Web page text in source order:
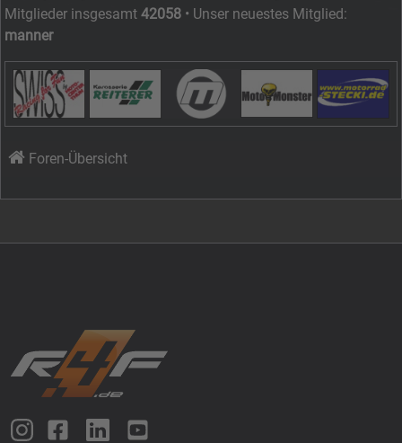
Mitglieder insgesamt 42058 • Unser neuestes Mitglied:
manner
Foren-Übersicht